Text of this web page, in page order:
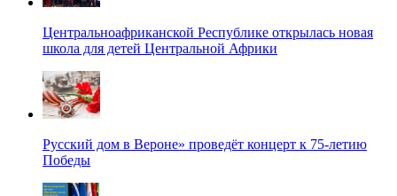
Центральноафриканской Республике открылась новая
школа для детей Центральной Африки
Русский дом в Вероне» проведёт концерт к 75-летию
Победы